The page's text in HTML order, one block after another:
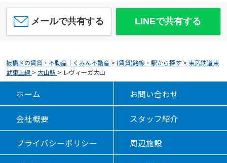
メールで共有する LINEで共有する
板橋区の賃貸・不動産｜くみん不動産 > (賃貸)路線・駅から探す > 東武鉄道東
武東上線 > 大山駅 > レヴィーガ大山
ホーム お問い合わせ
会社概要 スタッフ紹介
プライバシーポリシー 周辺施設